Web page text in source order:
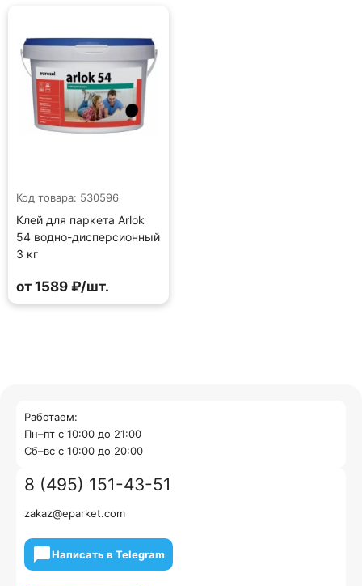
Код товара: 530596
Клей для паркета Arlok
54 водно-дисперсионный
3 кг
от 1589 ₽/шт.
Работаем:
Пн–пт с 10:00 до 21:00
Cб–вс с 10:00 до 20:00
8 (495) 151-43-51
zakaz@eparket.com
Написать в Telegram